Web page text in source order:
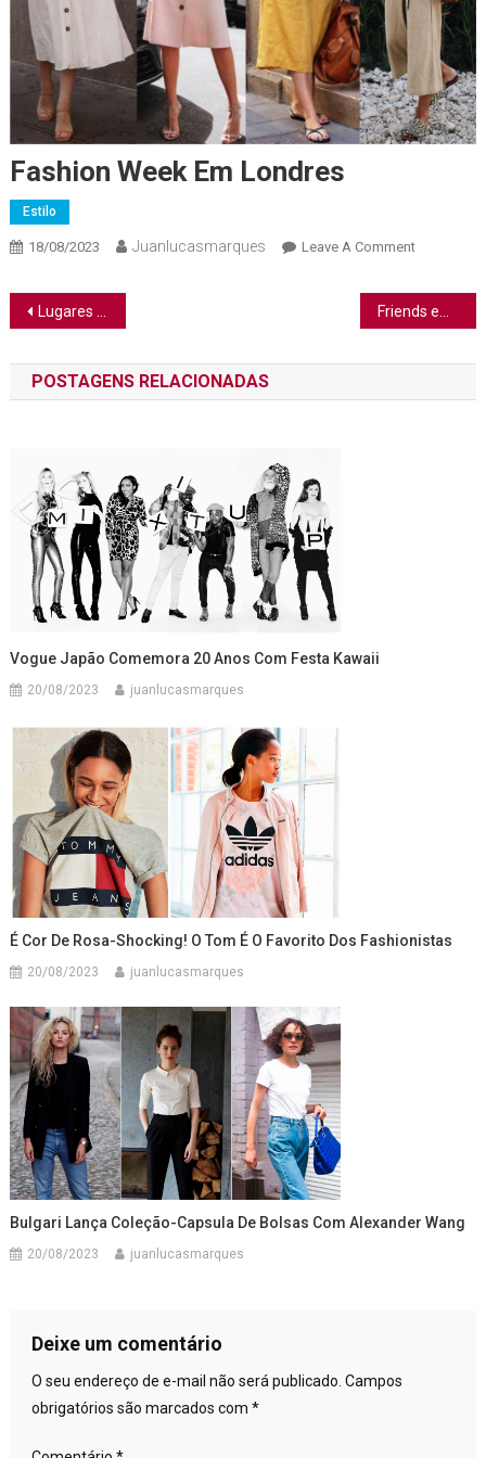
Fashion Week Em Londres
Estilo
18/08/2023 Juanlucasmarques Leave A CommentOn
Week
Em
Navegação
de
Post
Lugares para passar o ano novo!
POSTAGENS RELACIONADAS
Vogue Japão Comemora 20 Anos Com Festa Kawaii
20/08/2023 juanlucasmarques
É Cor De Rosa-Shocking! O Tom É O Favorito Dos Fashionistas
20/08/2023 juanlucasmarques
Bulgari Lança Coleção-Capsula De Bolsas Com Alexander Wang
20/08/2023 juanlucasmarques
Deixe um comentário
O seu endereço de e-mail não será publicado. Campos
obrigatórios são marcados com *